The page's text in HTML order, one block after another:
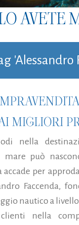
AVETE
'Alessandro
MIGLIORI
nella
può
per
Faccenda,
nautico a
nella